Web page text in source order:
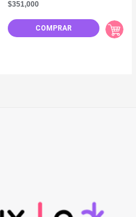
COMPRAR
$351,000